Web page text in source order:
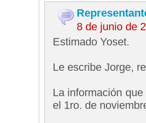
8 de junio de
Estimado Yoset.
Le escribe Jorge,
La información
el 1ro. de